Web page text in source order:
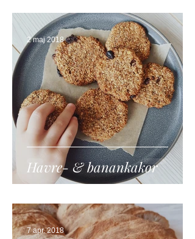
Havre- & banankakor
2 maj 2018
7 apr. 2018